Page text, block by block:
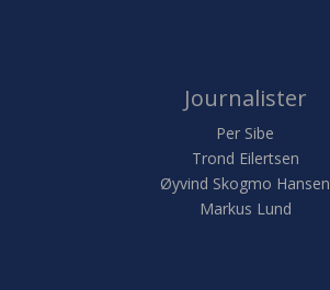
Journalister
Per Sibe
Trond Eilertsen
Øyvind Skogmo Hansen
Markus Lund